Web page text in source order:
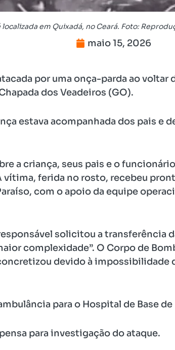
em Quixadá, no Ceará. Foto:
maio 15, 2026
por uma onça-parda ao voltar
dos Veadeiros (GO).
estava acompanhada dos pais e
a criança, seus pais e o
vítima, ferida no rosto, recebeu
com o apoio da equipe
solicitou a transferência
complexidade”. O Corpo de
devido à
para o Hospital de Base de
para investigação do ataque.